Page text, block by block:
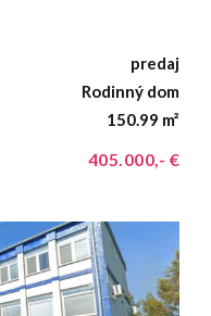
predaj
Rodinný dom
150.99 m²
405.000,- €